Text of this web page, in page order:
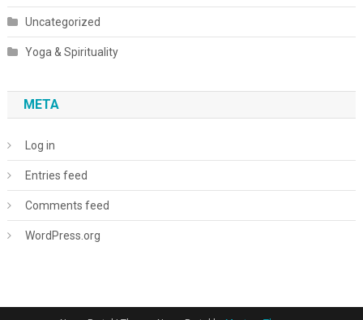
Uncategorized
Yoga & Spirituality
META
Log in
Entries feed
Comments feed
WordPress.org